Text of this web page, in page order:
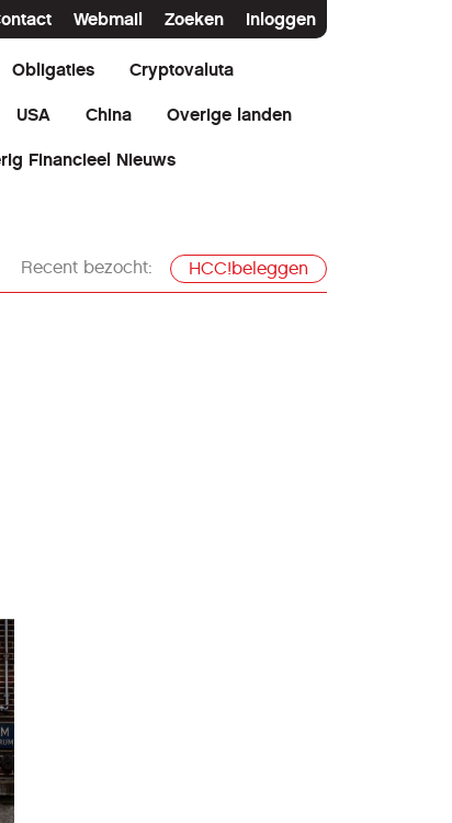
Webmail Zoeken Inloggen
Obligaties Cryptovaluta
USA China Overige landen
Financieel Nieuws
Recent bezocht: HCC!beleggen